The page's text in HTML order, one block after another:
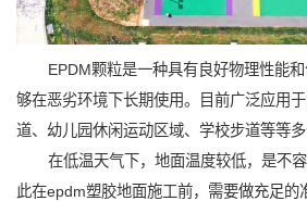
EPDM颗粒是一种具有良好物理性能
够在恶劣环境下长期使用。目前广泛应用
道、幼儿园休闲运动区域、学校步道等等多
在低温天气下，地面温度较低，是不
此在epdm塑胶地面施工前，需要做充足的